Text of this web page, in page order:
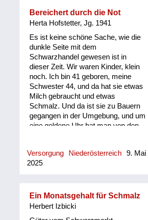
Bereichert durch die Not
Herta Hofstetter, Jg. 1941
Es ist keine schöne Sache, wie die
dunkle Seite mit dem
Schwarzhandel gewesen ist in
dieser Zeit. Wir waren Kinder, klein
noch. Ich bin 41 geboren, meine
Schwester 44, und da hat sie etwas
Milch gebraucht und etwas
Schmalz. Und da ist sie zu Bauern
gegangen in der Umgebung, und um
eine goldene Uhr hat man von den
Das ist auch sehr ausgenützt
worden. Ich habe es als Kind so
Bohnengulasch, einmal
Erdäpfelgulasch. Ich habe es nur
Versorgung Niederösterreich
9. Mai
2025
Ein Monatsgehalt für Schmalz
Herbert Izbicki